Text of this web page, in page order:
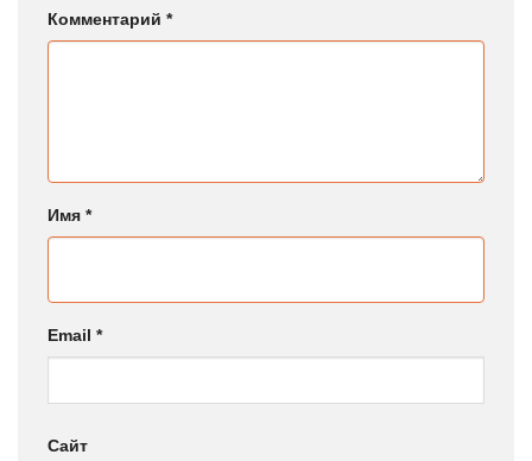
Комментарий *
Имя *
Email *
Сайт